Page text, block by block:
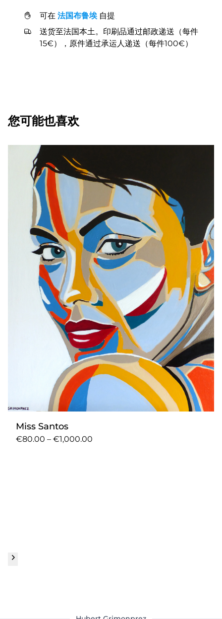
可在 法国布鲁埃 自提
送货至法国本土。印刷品通过邮政递送（每件
15€），原件通过承运人递送（每件100€）
您可能也喜欢
Miss Santos
€80.00 – €1,000.00